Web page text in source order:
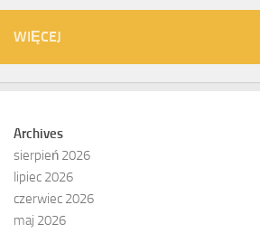
WIĘCEJ
Archives
sierpień 2026
lipiec 2026
czerwiec 2026
maj 2026